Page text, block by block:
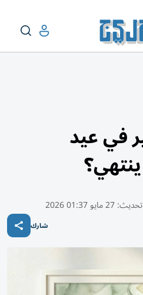
في عيد
27 مايو 01:37 2026
شارك